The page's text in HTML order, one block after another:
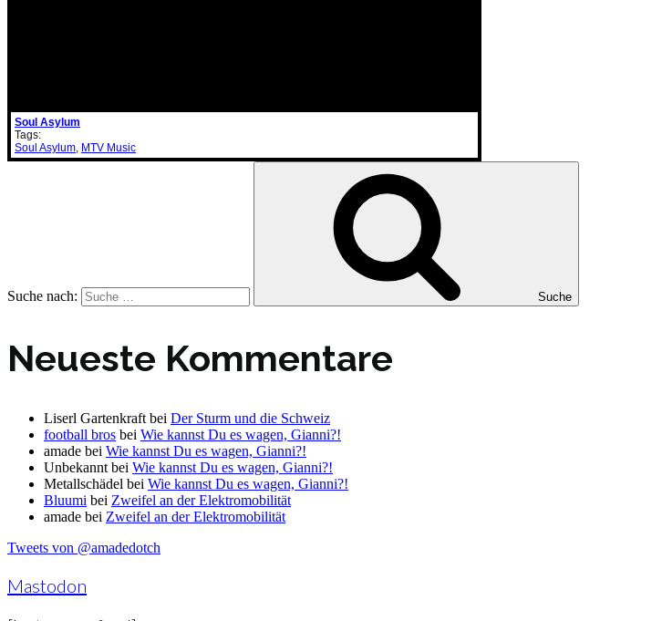
Soul Asylum
Tags:
Soul Asylum, MTV Music
Suche nach: Suche
Neueste Kommentare
Liserl Gartenkraft bei Der Sturm und die Schweiz
football bros bei Wie kannst Du es wagen, Gianni?!
amade bei Wie kannst Du es wagen, Gianni?!
Unbekannt bei Wie kannst Du es wagen, Gianni?!
Metallschädel bei Wie kannst Du es wagen, Gianni?!
Bluumi bei Zweifel an der Elektromobilität
amade bei Zweifel an der Elektromobilität
Tweets von @amadedotch
Mastodon